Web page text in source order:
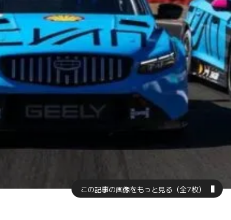
この記事の画像をもっと見る（全7枚）